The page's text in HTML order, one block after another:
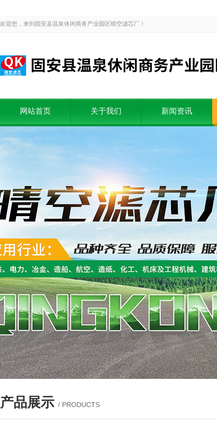
欢迎您，来到固安县温泉休闲商务产业园区晴空滤芯厂！
网站首页 关于我们 新闻资讯
产品展示 / PRODUCTS